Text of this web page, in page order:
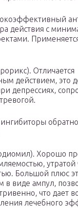
действия с
Отличается
действием, это
депрессиях,
Хорошо
утратой
Большой плюс
виде ампул,
что дает
лечебного